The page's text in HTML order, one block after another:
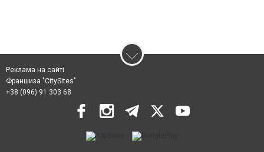
Реклама на сайті
Франшиза "CitySites"
+38 (096) 91 303 68